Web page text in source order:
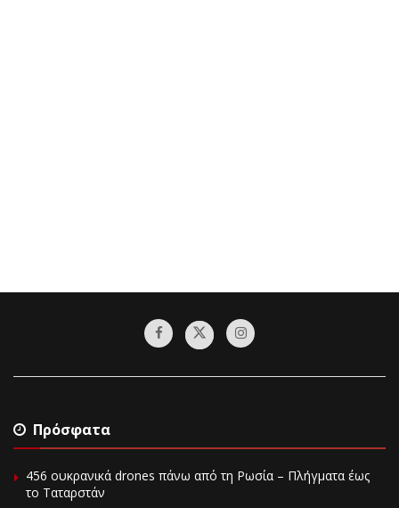
Πρόσφατα
456 ουκρανικά drones πάνω από τη Ρωσία – Πλήγματα έως
το Ταταρστάν